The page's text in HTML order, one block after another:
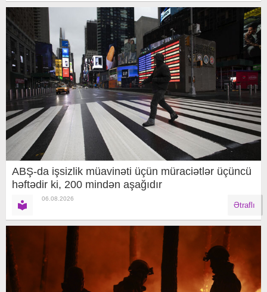
ABŞ-da işsizlik müavinəti üçün müraciətlər üçüncü
həftədir ki, 200 mindən aşağıdır
06.08.2026
Ətraflı